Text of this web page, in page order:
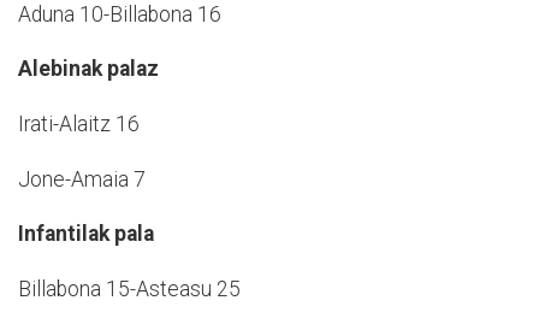
Aduna 10-Billabona 16
Alebinak palaz
Irati-Alaitz 16
Jone-Amaia 7
Infantilak pala
Billabona 15-Asteasu 25